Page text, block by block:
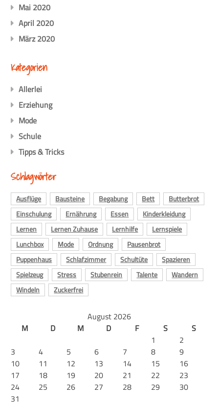
Mai 2020
April 2020
März 2020
Kategorien
Allerlei
Erziehung
Mode
Schule
Tipps & Tricks
Schlagwörter
Ausflüge Bausteine Begabung Bett
Butterbrot
Einschulung
Ernährung Essen
Kinderkleidung
Lernen
Lernen Zuhause Lernhilfe
Lernspiele
Lunchbox
Mode Ordnung
Pausenbrot
Puppenhaus
Schlafzimmer Schultüte
Spazieren
Spielzeug
Stress Stubenrein Talente
Wandern
Windeln
Zuckerfrei
August 2026
M
D M D F S
S
1
2
3
4 5 6 7 8
9
10
11 12 13 14 15
16
17
18 19 20 21 22
23
24
25 26 27 28 29
30
31